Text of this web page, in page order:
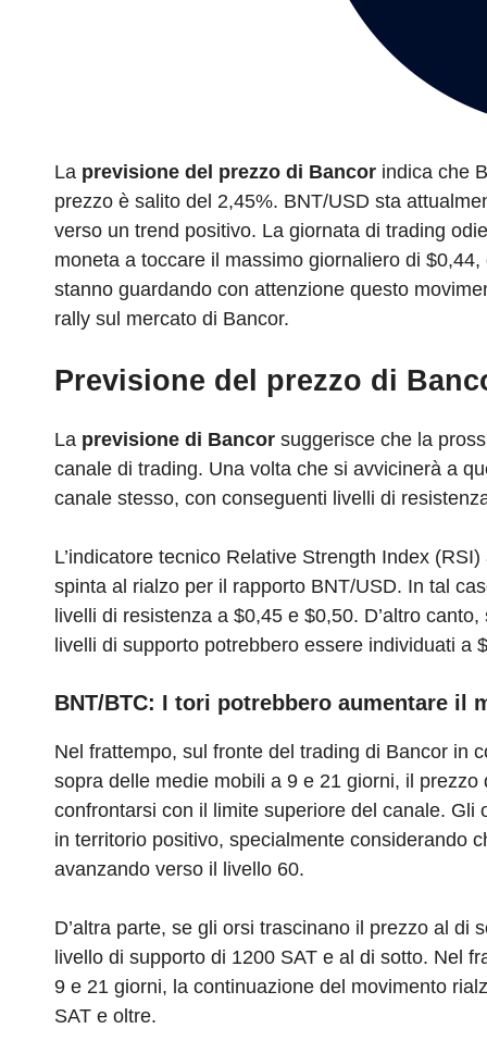
La previsione del prezzo di Bancor indica che
prezzo è salito del 2,45%. BNT/USD sta
verso un trend positivo. La giornata di trading
moneta a toccare il massimo giornaliero di
stanno guardando con attenzione questo
rally sul mercato di Bancor.
Previsione del prezzo di
La previsione di Bancor suggerisce che la
canale di trading. Una volta che si avvicinerà a
canale stesso, con conseguenti livelli di
L’indicatore tecnico Relative Strength Index
spinta al rialzo per il rapporto BNT/USD. In tal
livelli di resistenza a $0,45 e $0,50. D’altro
livelli di supporto potrebbero essere individuati a
BNT/BTC: I tori potrebbero aumentare il
Nel frattempo, sul fronte del trading di Bancor in
sopra delle medie mobili a 9 e 21 giorni, il
confrontarsi con il limite superiore del canale.
in territorio positivo, specialmente considerando
avanzando verso il livello 60.
D’altra parte, se gli orsi trascinano il prezzo al di
livello di supporto di 1200 SAT e al di sotto. Nel
9 e 21 giorni, la continuazione del movimento
SAT e oltre.